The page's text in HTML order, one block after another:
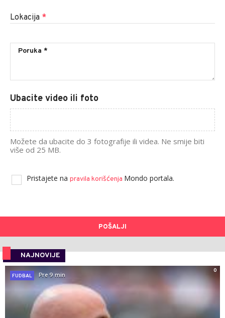
Lokacija *
Ubacite video ili foto
Možete da ubacite do 3 fotografije ili videa. Ne smije biti
više od 25 MB.
Pristajete na pravila korišćenja Mondo portala.
POŠALJI
NAJNOVIJE
0
FUDBAL
Pre 9 min